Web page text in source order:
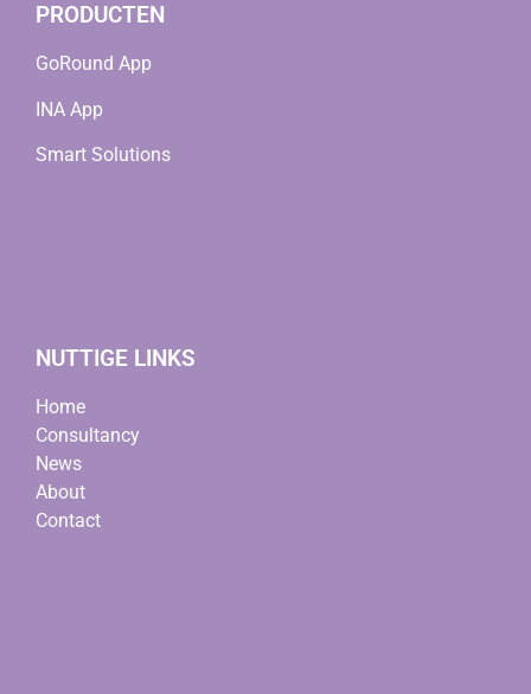
PRODUCTEN
GoRound App
INA App
Smart Solutions
NUTTIGE LINKS
Home
Consultancy
News
About
Contact